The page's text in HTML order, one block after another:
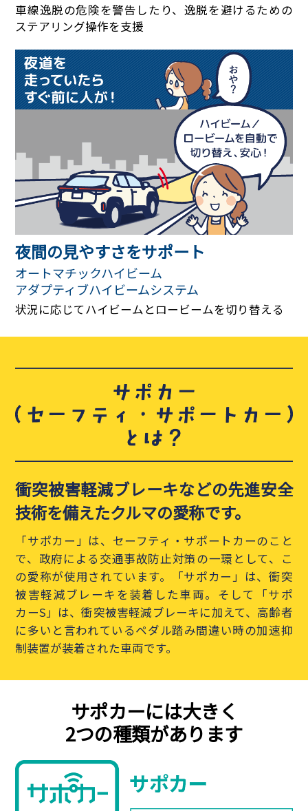
車線逸脱の危険を警告したり、逸脱を避けるための
ステアリング操作を支援
夜間の見やすさをサポート
オートマチックハイビーム
アダプティブハイビームシステム
状況に応じてハイビームとロービームを切り替える
衝突被害軽減ブレーキなどの先進安全
技術を備えたクルマの愛称です。
「サポカー」は、セーフティ・サポートカーのこと
で、政府による交通事故防止対策の一環として、こ
の愛称が使用されています。「サポカー」は、衝突
被害軽減ブレーキを装着した車両。そして「サポ
カーS」は、衝突被害軽減ブレーキに加えて、高齢者
に多いと言われているペダル踏み間違い時の加速抑
制装置が装着された車両です。
サポカーには大きく
2つの種類があります